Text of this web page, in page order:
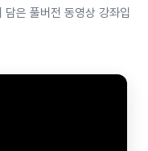
은 풀버전 동영상 강좌입